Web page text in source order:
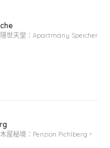
世天堂：Apartmány Speicher
屋秘境：Penzion Pichlberg，